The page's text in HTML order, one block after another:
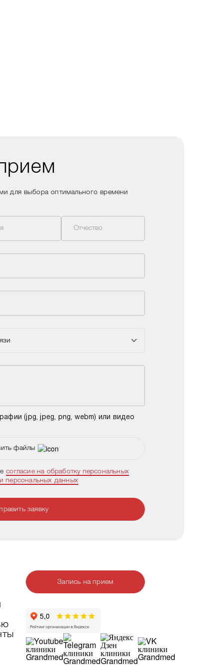
для выбора оптимального времени
Отчество
(jpg, jpeg, png, webm) или видео
файлы
согласие на обработку персональных
персональных данных
заявку
Запись на прием